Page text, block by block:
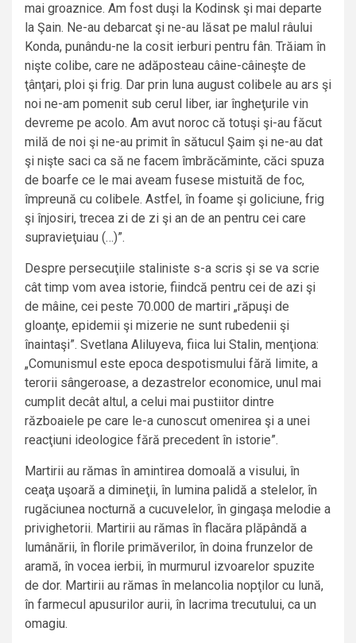
mai groaznice. Am fost duşi la Kodinsk şi mai departe
la Şain. Ne-au debarcat şi ne-au lăsat pe malul râului
Konda, punându-ne la cosit ierburi pentru fân. Trăiam în
nişte colibe, care ne adăposteau câine-câineşte de
ţânţari, ploi şi frig. Dar prin luna august colibele au ars şi
noi ne-am pomenit sub cerul liber, iar îngheţurile vin
devreme pe acolo. Am avut noroc că totuşi şi-au făcut
milă de noi şi ne-au primit în sătucul Şaim şi ne-au dat
şi nişte saci ca să ne facem îmbrăcăminte, căci spuza
de boarfe ce le mai aveam fusese mistuită de foc,
împreună cu colibele. Astfel, în foame şi goliciune, frig
şi înjosiri, trecea zi de zi şi an de an pentru cei care
supravieţuiau (…)”.
Despre persecuţiile staliniste s-a scris şi se va scrie
cât timp vom avea istorie, fiindcă pentru cei de azi şi
de mâine, cei peste 70.000 de martiri „răpuşi de
gloanţe, epidemii şi mizerie ne sunt rubedenii şi
înaintaşi”. Svetlana Aliluyeva, fiica lui Stalin, menţiona:
„Comunismul este epoca despotismului fără limite, a
terorii sângeroase, a dezastrelor economice, unul mai
cumplit decât altul, a celui mai pustiitor dintre
războaiele pe care le-a cunoscut omenirea şi a unei
reacţiuni ideologice fără precedent în istorie”.
Martirii au rămas în amintirea domoală a visului, în
ceaţa uşoară a dimineţii, în lumina palidă a stelelor, în
rugăciunea nocturnă a cucuvelelor, în gingaşa melodie a
privighetorii. Martirii au rămas în flacăra plăpândă a
lumânării, în florile primăverilor, în doina frunzelor de
aramă, în vocea ierbii, în murmurul izvoarelor spuzite
de dor. Martirii au rămas în melancolia nopţilor cu lună,
în farmecul apusurilor aurii, în lacrima trecutului, ca un
omagiu.